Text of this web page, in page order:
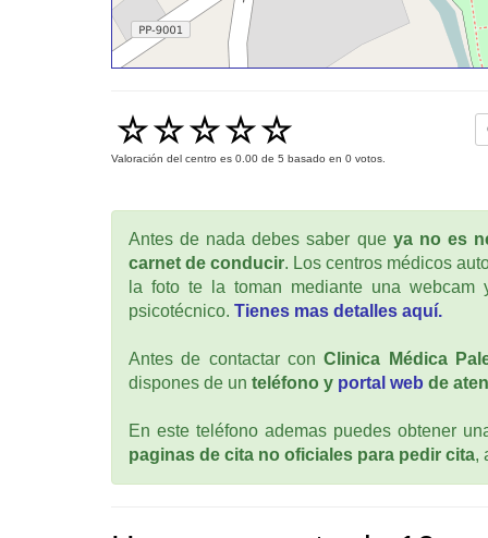
Valoración del centro es 0.00 de 5 basado en 0 votos.
Antes de nada debes saber que ya no es
carnet de conducir. Los centros médicos
la foto te la toman mediante una
psicotécnico. Tienes mas detalles aquí.
Antes de contactar conClinica Médica
dispones de un teléfono y portal web de
En este teléfono ademas puedes obtener
paginas de cita no oficiales para pedir cita,